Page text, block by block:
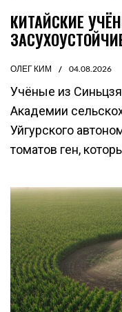
КИТАЙСКИЕ
ОЛЕГ КИМ 04.08.2026
Учёные из
Академии
Уйгурского
томатов ген,